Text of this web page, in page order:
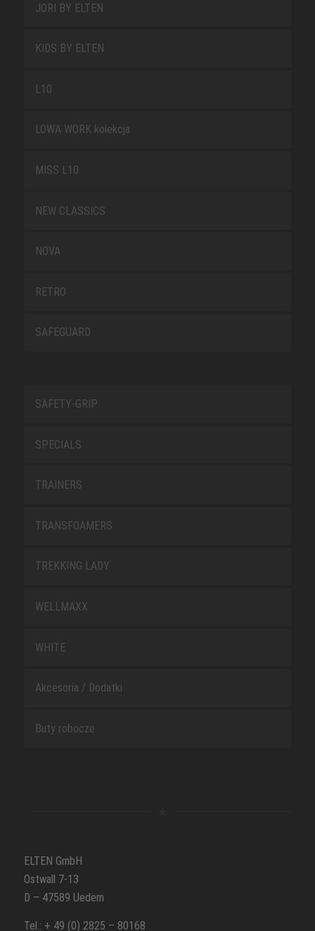
JORI BY ELTEN
KIDS BY ELTEN
L10
LOWA WORK kolekcja
MISS L10
NEW CLASSICS
NOVA
RETRO
SAFEGUARD
SAFETY-GRIP
SPECIALS
TRAINERS
TRANSFOAMERS
TREKKING LADY
WELLMAXX
WHITE
Akcesoria / Dodatki
Buty robocze
ELTEN GmbH
Ostwall 7-13
D – 47589 Uedem
Tel.: + 49 (0) 2825 – 80168